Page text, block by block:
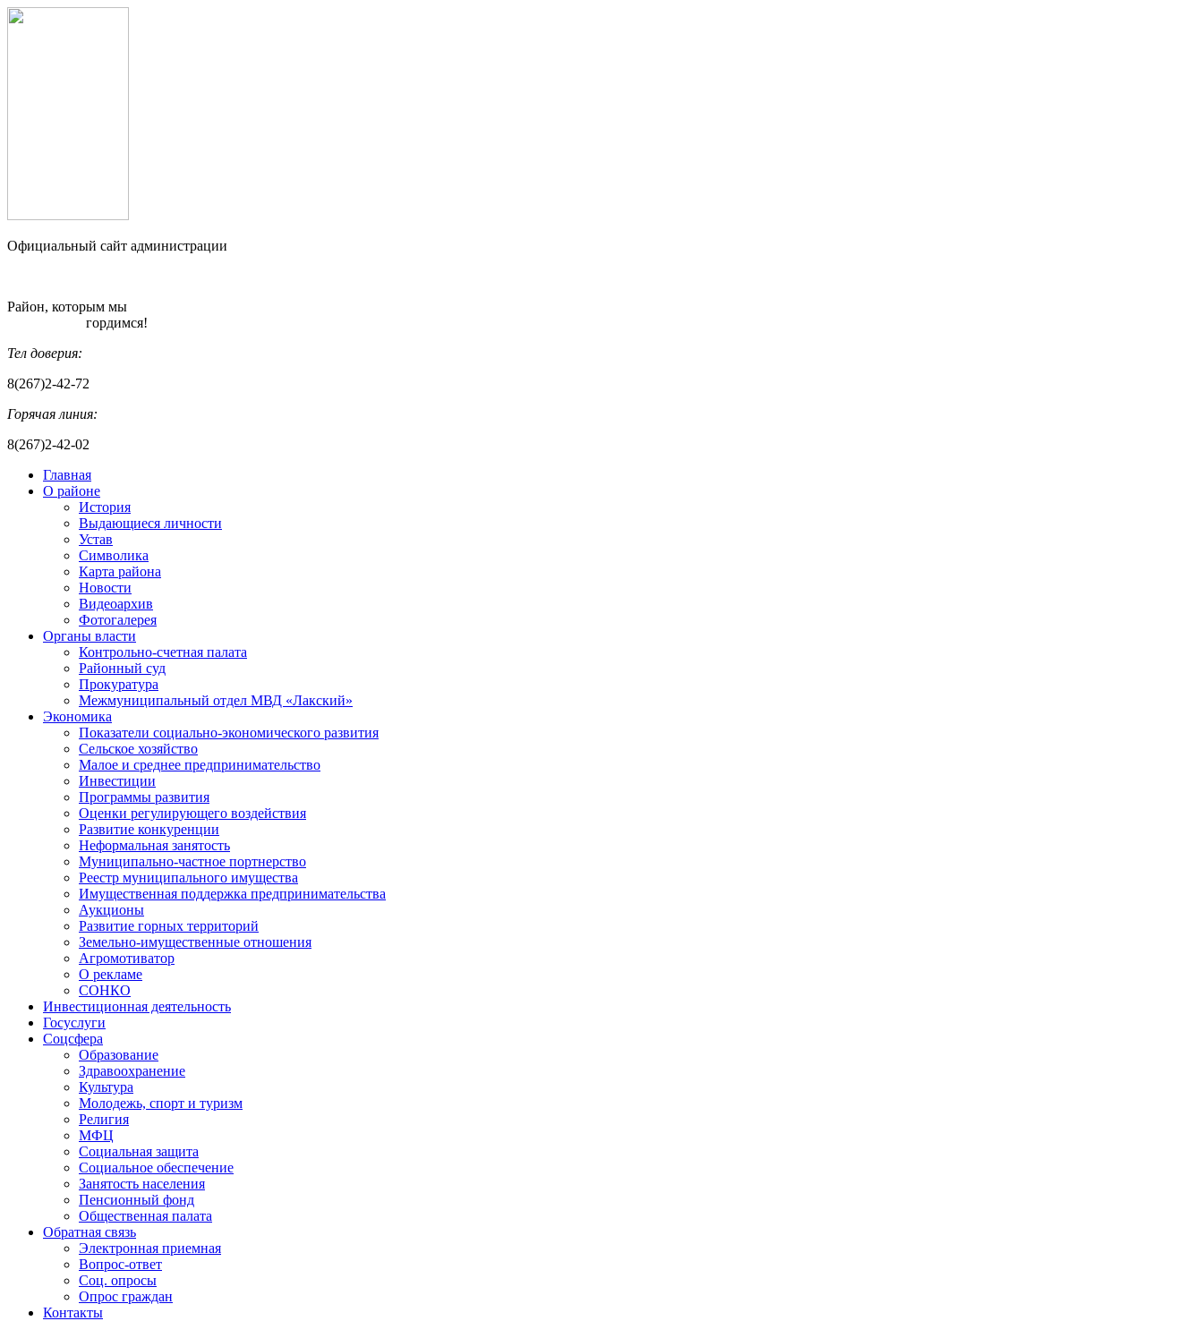
Официальный сайт администрации
Район, которым мы
гордимся!
Тел доверия:
8(267)2-42-72
Горячая линия:
8(267)2-42-02
Главная
О районе
История
Выдающиеся личности
Устав
Символика
Карта района
Новости
Видеоархив
Фотогалерея
Органы власти
Контрольно-счетная палата
Районный суд
Прокуратура
Межмуниципальный отдел МВД «Лакский»
Экономика
Показатели социально-экономического развития
Сельское хозяйство
Малое и среднее предпринимательство
Инвестиции
Программы развития
Оценки регулирующего воздействия
Развитие конкуренции
Неформальная занятость
Муниципально-частное портнерство
Реестр муниципального имущества
Имущественная поддержка предпринимательства
Аукционы
Развитие горных территорий
Земельно-имущественные отношения
Агромотиватор
О рекламе
СОНКО
Инвестиционная деятельность
Госуслуги
Соцсфера
Образование
Здравоохранение
Культура
Молодежь, спорт и туризм
Религия
МФЦ
Социальная защита
Социальное обеспечение
Занятость населения
Пенсионный фонд
Общественная палата
Обратная связь
Электронная приемная
Вопрос-ответ
Соц. опросы
Опрос граждан
Контакты